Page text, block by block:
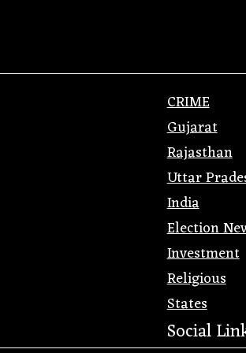
CRIME
Gujarat
Rajasthan
Uttar
India
Election
Investment
Religious
States
Social